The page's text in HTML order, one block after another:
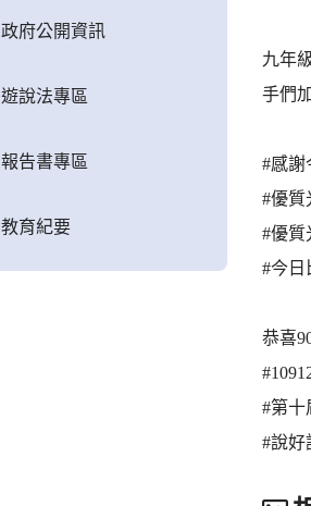
政府公開資訊
遊說法專區
報告書專區
教育紀要
九年
手們
#感謝
#優質
#優質
#今日
恭喜
#第十
#說好